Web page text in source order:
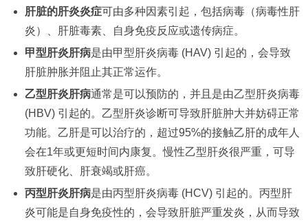
肝脏的肝炎炎症可由多种因素引起，包括病毒（病毒性肝
炎）、肝脏毒素、自身免疫反应或遗传病症。
甲型肝炎肝病是由甲型肝炎病毒 (HAV) 引起的，会导致
肝脏肿胀并阻止其正常运作。
乙型肝炎肝病通常是可以预防的，并且是由乙型肝炎病毒
(HBV) 引起的。乙型肝炎诊断可导致肝脏肿大并妨碍正常
功能。乙肝是可以治疗的，超过95%的接触乙肝的成年人
会在1年或更短时间内康复。慢性乙型肝炎很严重，可导
致肝硬化、肝衰竭或肝癌。
丙型肝炎肝病是由丙型肝炎病毒 (HCV) 引起的。丙型肝
炎可能是自身免疫性的，会导致肝脏严重发炎，从而导致